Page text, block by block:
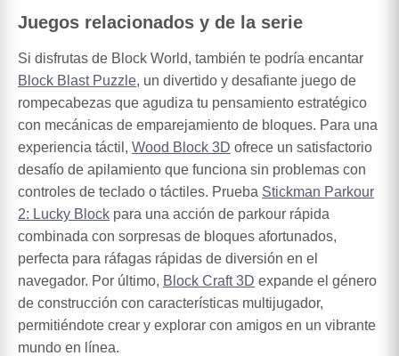
Juegos relacionados y de la serie
Si disfrutas de Block World, también te podría encantar
Block Blast Puzzle, un divertido y desafiante juego de
rompecabezas que agudiza tu pensamiento estratégico
con mecánicas de emparejamiento de bloques. Para una
experiencia táctil, Wood Block 3D ofrece un satisfactorio
desafío de apilamiento que funciona sin problemas con
controles de teclado o táctiles. Prueba Stickman Parkour
2: Lucky Block para una acción de parkour rápida
combinada con sorpresas de bloques afortunados,
perfecta para ráfagas rápidas de diversión en el
navegador. Por último, Block Craft 3D expande el género
de construcción con características multijugador,
permitiéndote crear y explorar con amigos en un vibrante
mundo en línea.